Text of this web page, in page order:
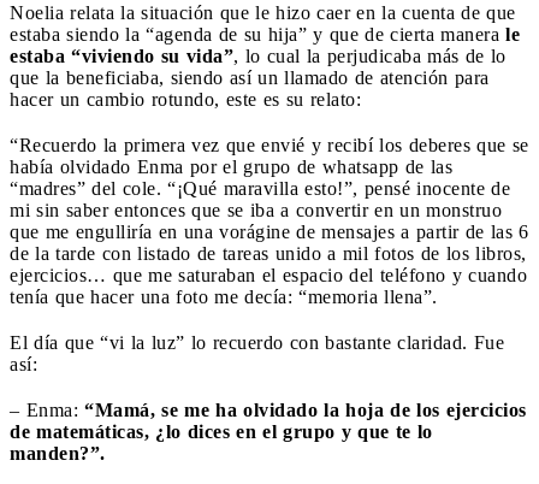
Noelia relata la situación que le hizo caer en la cuenta de que
estaba siendo la “agenda de su hija” y que de cierta manera le
estaba “viviendo su vida”, lo cual la perjudicaba más de lo
que la beneficiaba, siendo así un llamado de atención para
hacer un cambio rotundo, este es su relato:
“Recuerdo la primera vez que envié y recibí los deberes que se
había olvidado Enma por el grupo de whatsapp de las
“madres” del cole. “¡Qué maravilla esto!”, pensé inocente de
mi sin saber entonces que se iba a convertir en un monstruo
que me engulliría en una vorágine de mensajes a partir de las 6
de la tarde con listado de tareas unido a mil fotos de los libros,
ejercicios… que me saturaban el espacio del teléfono y cuando
tenía que hacer una foto me decía: “memoria llena”.
El día que “vi la luz” lo recuerdo con bastante claridad. Fue
así:
– Enma: “Mamá, se me ha olvidado la hoja de los ejercicios
de matemáticas, ¿lo dices en el grupo y que te lo
manden?”.